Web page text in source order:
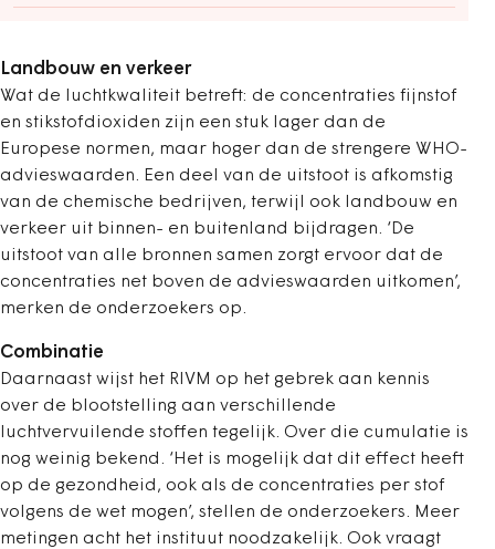
Landbouw en verkeer
Wat de luchtkwaliteit betreft: de concentraties fijnstof
en stikstofdioxiden zijn een stuk lager dan de
Europese normen, maar hoger dan de strengere WHO-
advieswaarden. Een deel van de uitstoot is afkomstig
van de chemische bedrijven, terwijl ook landbouw en
verkeer uit binnen- en buitenland bijdragen. ‘De
uitstoot van alle bronnen samen zorgt ervoor dat de
concentraties net boven de advieswaarden uitkomen’,
merken de onderzoekers op.
Combinatie
Daarnaast wijst het RIVM op het gebrek aan kennis
over de blootstelling aan verschillende
luchtvervuilende stoffen tegelijk. Over die cumulatie is
nog weinig bekend. ‘Het is mogelijk dat dit effect heeft
op de gezondheid, ook als de concentraties per stof
volgens de wet mogen’, stellen de onderzoekers. Meer
metingen acht het instituut noodzakelijk. Ook vraagt